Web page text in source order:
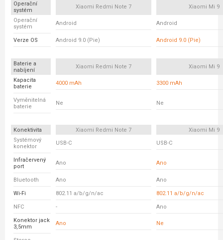
Operační
systém
Xiaomi Redmi Note 7 Xiaomi Mi 9
Operační
systém
Android Android
Verze OS Android 9.0 (Pie) Android 9.0 (Pie)
Baterie a
nabíjení
Xiaomi Redmi Note 7 Xiaomi Mi 9
Kapacita
baterie
4000 mAh 3300 mAh
Vyměnitelná
baterie
Ne Ne
Konektivita Xiaomi Redmi Note 7
Xiaomi Mi 9
Systémový
konektor
USB-C USB-C
Infračervený
port
Ano Ano
Bluetooth Ano Ano
Wi-Fi 802.11 a/b/g/n/ac 802.11 a/b/g/n/ac
NFC - Ano
Konektor jack
3,5mm
Ano Ne